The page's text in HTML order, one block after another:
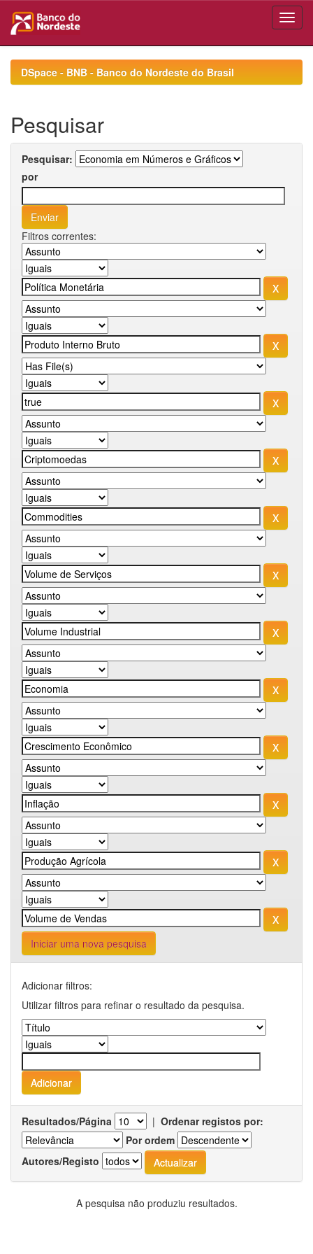
navigationDSpace - BNB - Banco do Nordeste do Brasil
Pesquisar
Pesquisar:
por
Filtros correntes:
Iniciar uma nova pesquisa
Adicionar filtros:
Utilizar filtros para refinar o resultado da pesquisa.
Resultados/Página | Ordenar registos por:
Por ordem
Autores/Registo
A pesquisa não produziu resultados.